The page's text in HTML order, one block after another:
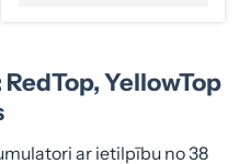
YellowTop
ar ietilpību no 38